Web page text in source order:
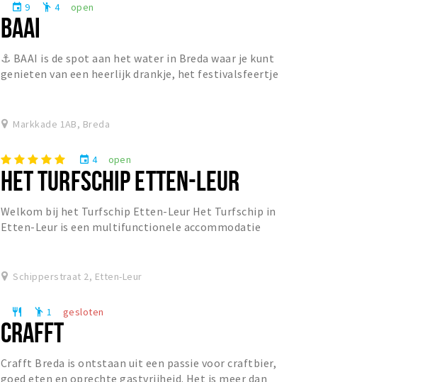
event 9 emoji_people 4 open
BAAI
⚓ BAAI is de spot aan het water in Breda waar je kunt
genieten van een heerlijk drankje, het festivalsfeertje
Markkade 1AB, Breda
event 4 open
HET TURFSCHIP ETTEN-LEUR
Welkom bij het Turfschip Etten-Leur Het Turfschip in
Etten-Leur is een multifunctionele accommodatie
Schipperstraat 2, Etten-Leur
restaurant emoji_people 1 gesloten
CRAFFT
Crafft Breda is ontstaan uit een passie voor craftbier,
goed eten en oprechte gastvrijheid. Het is meer dan